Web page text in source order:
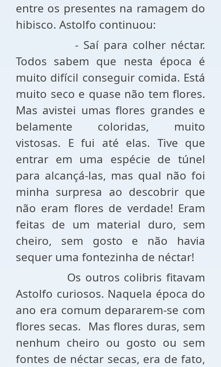
entre os presentes na ramagem do
hibisco. Astolfo continuou:
- Saí para colher néctar.
Todos sabem que nesta época é
muito difícil conseguir comida. Está
muito seco e quase não tem flores.
Mas avistei umas flores grandes e
belamente coloridas, muito
vistosas. E fui até elas. Tive que
entrar em uma espécie de túnel
para alcançá-las, mas qual não foi
minha surpresa ao descobrir que
não eram flores de verdade! Eram
feitas de um material duro, sem
cheiro, sem gosto e não havia
sequer uma fontezinha de néctar!
Os outros colibris fitavam
Astolfo curiosos. Naquela época do
ano era comum depararem-se com
flores secas. Mas flores duras, sem
nenhum cheiro ou gosto ou sem
fontes de néctar secas, era de fato,